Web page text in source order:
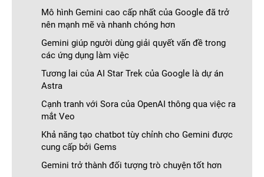
Mô hình Gemini cao cấp nhất của Google đã trở
nên mạnh mẽ và nhanh chóng hơn
Gemini giúp người dùng giải quyết vấn đề trong
các ứng dụng làm việc
Tương lai của AI Star Trek của Google là dự án
Astra
Cạnh tranh với Sora của OpenAI thông qua việc ra
mắt Veo
Khả năng tạo chatbot tùy chỉnh cho Gemini được
cung cấp bởi Gems
Gemini trở thành đối tượng trò chuyện tốt hơn